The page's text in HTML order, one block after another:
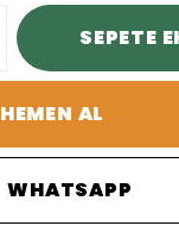
SEPETE
HEMEN AL
WHATSAPP